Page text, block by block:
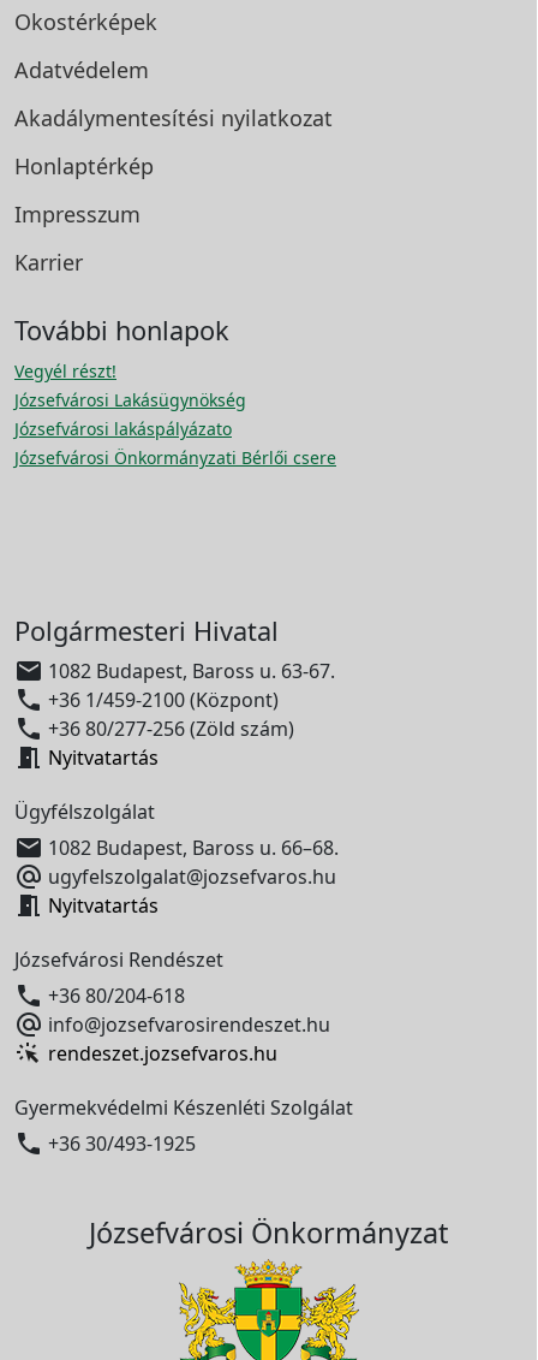
Okostérképek
Adatvédelem
Akadálymentesítési nyilatkozat
Honlaptérkép
Impresszum
Karrier
További honlapok
Vegyél részt!
Józsefvárosi Lakásügynökség
Józsefvárosi lakáspályázato
Józsefvárosi Önkormányzati Bérlői csere
Polgármesteri Hivatal
 1082 Budapest, Baross u. 63-67.
 +36 1/459-2100 (Központ)
 +36 80/277-256 (Zöld szám)
 Nyitvatartás
Ügyfélszolgálat
 1082 Budapest, Baross u. 66–68.
 ugyfelszolgalat@jozsefvaros.hu
 Nyitvatartás
Józsefvárosi Rendészet
 +36 80/204-618
 info@jozsefvarosirendeszet.hu
rendeszet.jozsefvaros.hu
Gyermekvédelmi Készenléti Szolgálat
 +36 30/493-1925
Józsefvárosi Önkormányzat